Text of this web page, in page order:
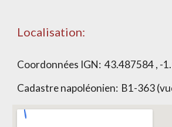
Localisation:
Coordonnées IGN:43.487584 , -
Cadastre napoléonien: B1-363